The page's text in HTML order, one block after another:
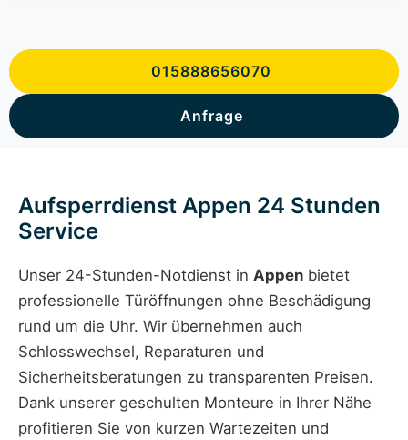
015888656070
Anfrage
Aufsperrdienst Appen 24 Stunden
Service
Unser 24-Stunden-Notdienst in Appen bietet
professionelle Türöffnungen ohne Beschädigung
rund um die Uhr. Wir übernehmen auch
Schlosswechsel, Reparaturen und
Sicherheitsberatungen zu transparenten Preisen.
Dank unserer geschulten Monteure in Ihrer Nähe
profitieren Sie von kurzen Wartezeiten und